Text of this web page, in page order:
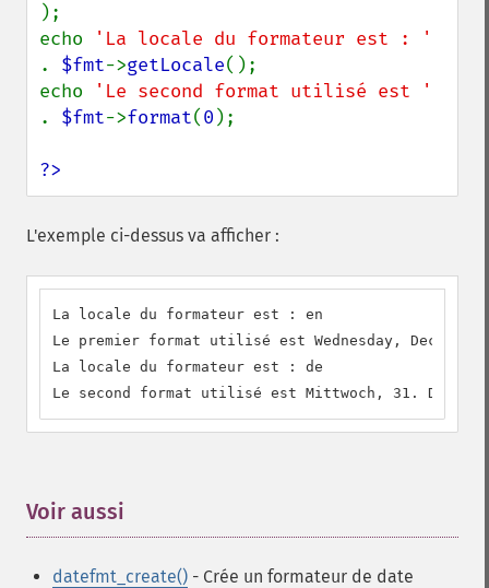
);
echo
. $fmt->getLocale();
echo
. $fmt->format(0 );
?>
L'exemple ci-dessus va afficher :
La locale du formateur est : en
Le premier format utilisé est Wednesday, December
La locale du formateur est : de
Le second format utilisé est Mittwoch, 31.
Voir aussi
datefmt_create() - Crée un formateur de date